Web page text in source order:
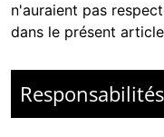
n'auraient pas
dans le présent
Responsabilités